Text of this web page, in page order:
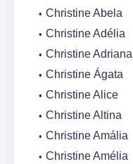
Christine Abela
Christine Adélia
Christine Adriana
Christine Ágata
Christine Alice
Christine Altina
Christine Amália
Christine Amélia